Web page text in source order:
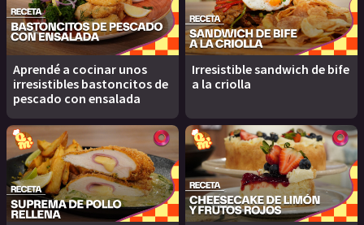
Aprendé a cocinar unos
irresistibles bastoncitos de
pescado con ensalada
Irresistible sandwich de bife
a la criolla